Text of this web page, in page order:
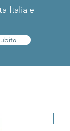
Italia e